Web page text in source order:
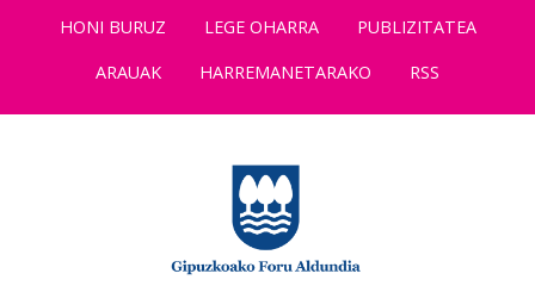
HONI BURUZ LEGE OHARRA
PUBLIZITATEA
ARAUAK
HARREMANETARAKO RSS